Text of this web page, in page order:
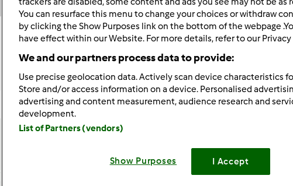
--
Mescolato per 30 secondi burro e zucchero a
unite quindi il lievito madre e scioglietelo per
You can resurface this menu to change your choices or withdraw
by clicking the Show Purposes link on the bottom of the webpage
have effect within our Website. For more details, refer to our Privacy
We and our partners process data to provide:
Use precise geolocation data. Actively scan device characteristics
Store and/or access information on a device. Personalised
advertising and content measurement, audience research and
development.
List of Partners (vendors)
Show Purposes I Accept